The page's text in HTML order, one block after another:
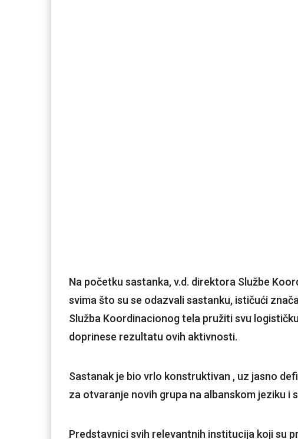
Na početku sastanka, v.d. direktora Službe
svima što su se odazvali sastanku, ističući
Služba Koordinacionog tela pružiti svu
doprinese rezultatu ovih aktivnosti.
Sastanak je bio vrlo konstruktivan , uz jasno
za otvaranje novih grupa na albanskom jeziku i
Predstavnici svih relevantnih institucija koji su